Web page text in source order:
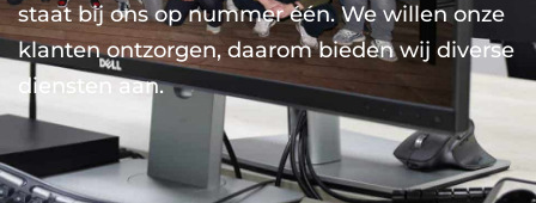
staat bij ons op nummer één. We willen onze
klanten ontzorgen, daarom bieden wij diverse
diensten aan.